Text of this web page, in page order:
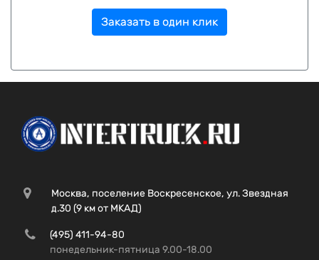
Заказать в один клик
Москва, поселение Воскресенское, ул. Звездная
д.30 (9 км от МКАД)
(495) 411-94-80
понедельник-пятница 9.00-18.00